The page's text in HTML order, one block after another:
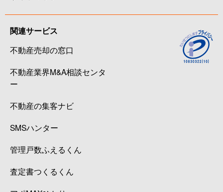
関連サービス
不動産売却の窓口
不動産業界M&A相談センタ
ー
不動産の集客ナビ
SMSハンター
管理戸数ふえるくん
査定書つくるくん